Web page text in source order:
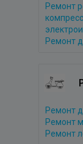
Ремонт
Ремонт
Ремонт
Ремонт
Ремонт